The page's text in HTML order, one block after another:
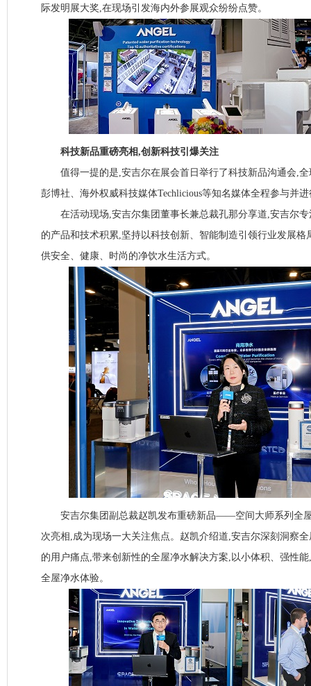
际发明展大奖,在现场引发海内外参展观众纷纷点赞。
科技新品重磅亮相,创新科技引爆关注
值得一提的是,安吉尔在展会首日举行了科技新品沟通会,全
彭博社、海外权威科技媒体Techlicious等知名媒体全程参与并
在活动现场,安吉尔集团董事长兼总裁孔那分享道,安吉尔专
的产品和技术积累,坚持以科技创新、智能制造引领行业发展格
供安全、健康、时尚的净饮水生活方式。
安吉尔集团副总裁赵凯发布重磅新品——空间大师系列全屋
次亮相,成为现场一大关注焦点。赵凯介绍道,安吉尔深刻洞察
的用户痛点,带来创新性的全屋净水解决方案,以小体积、强性
全屋净水体验。